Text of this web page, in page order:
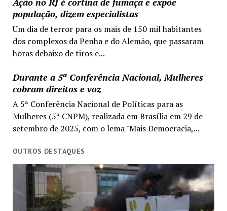
população, dizem especialistas
Um dia de terror para os mais de 150 mil habitantes
dos complexos da Penha e do Alemão, que passaram
horas debaixo de tiros e...
Durante a 5ª Conferência Nacional, Mulheres
cobram direitos e voz
A 5ª Conferência Nacional de Políticas para as
Mulheres (5ª CNPM), realizada em Brasília em 29 de
setembro de 2025, com o lema "Mais Democracia,...
OUTROS DESTAQUES